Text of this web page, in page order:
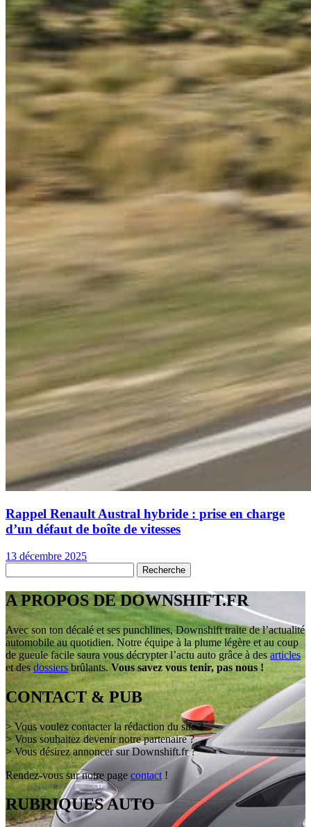
Rappel Renault Austral hybride : prise en charge
d’un défaut de boîte de vitesses
13 décembre 2025
A PROPOS DE DOWNSHIFT.FR
Avec son ton décalé et ses punchlines, Downshift traite de l’actualité
automobile au quotidien. Notre équipe à la plume légère et au coup
de gueule facile saura vous décrypter l’actu auto grâce à des articles
et des dossiers brûlants. Vous savez vous tenir, pas nous !
CONTACT & PUB
> Vous voulez contacter la rédaction du site ?
> Vous souhaitez devenir notre partenaire ?
> Vous désirez annoncer sur Downshift.fr ?
Rendez-vous sur notre page contact !
RUBRIQUES AUTO